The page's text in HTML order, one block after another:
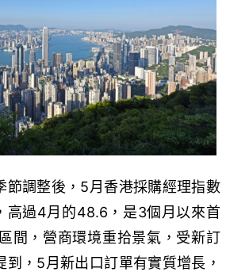
節調整後，5月香港採購經理指數
高過4月的48.6，是3個月以來首
間，營商環境重拾景氣，受新訂
到，5月新出口訂單有實質增長，